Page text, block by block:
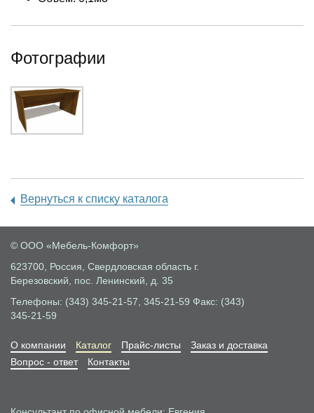
Фотографии
Вернуться к списку каталога
© ООО «Мебель-Комфорт»
623700, Россия, Свердловская область г.
Березовский, пос. Ленинский, д. 35
Телефоны: (343) 345-21-57, 345-21-59 Факс: (343)
345-21-59
О компании Каталог Прайс-листы
Заказ и доставка
Вопрос - ответ
Контакты